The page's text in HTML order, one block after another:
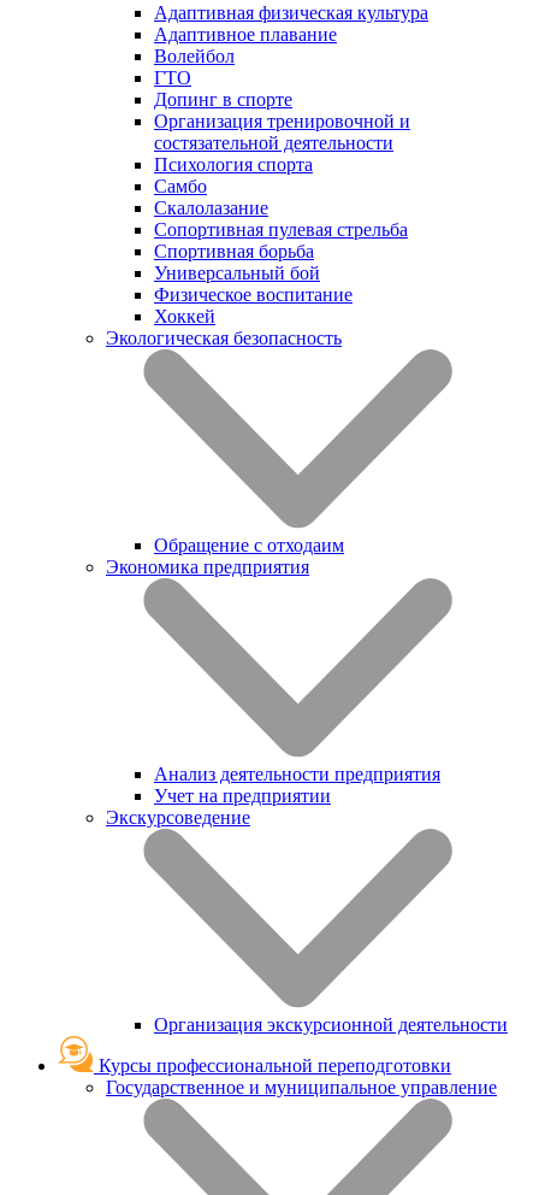
Адаптивная физическая культура
Адаптивное плавание
Волейбол
ГТО
Допинг в спорте
Организация тренировочной и
состязательной деятельности
Психология спорта
Самбо
Скалолазание
Сопортивная пулевая стрельба
Спортивная борьба
Универсальный бой
Физическое воспитание
Хоккей
Экологическая безопасность
Обращение с отходаим
Экономика предприятия
Анализ деятельности предприятия
Учет на предприятии
Экскурсоведение
Организация экскурсионной деятельности
Курсы профессиональной переподготовки
Государственное и муниципальное управление